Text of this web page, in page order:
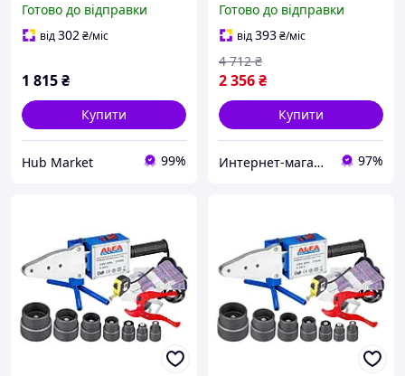
насадок + Ножниці для
труб HM
Готово до відправки
від302₴/міс
1 815₴
Купити
Hub Market 99%
для пропіленових труб,
Готово до відправки
Готово до відправки
від393₴/міс
2 356₴
4 712 ₴
Купити
Интернет-магазин "АТМ" 97%